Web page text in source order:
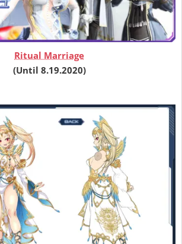
Ritual Marriage
(Until 8.19.2020)